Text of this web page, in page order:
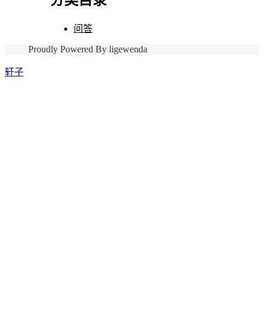
问答
Proudly Powered By ligewenda
轩子